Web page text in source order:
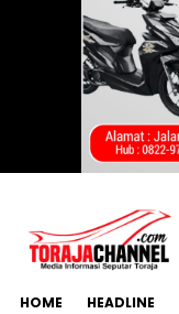
HOME HEADLINE